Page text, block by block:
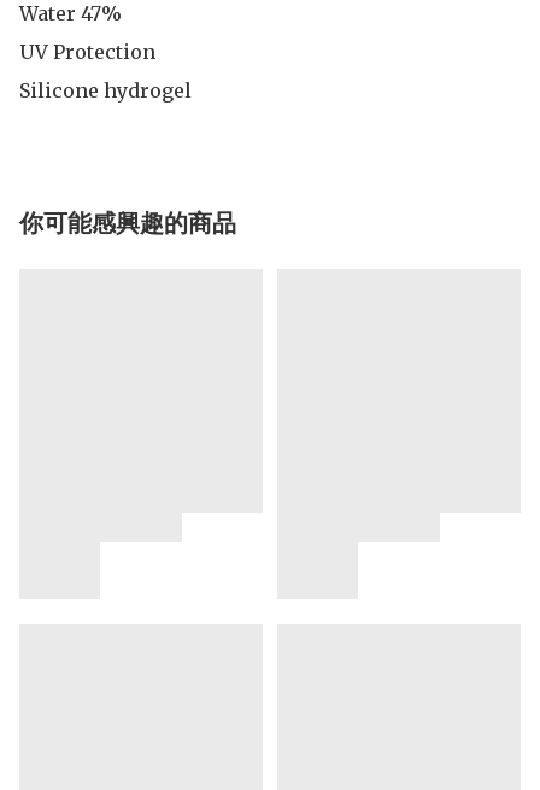
Water 47%
UV Protection
Silicone hydrogel
你可能感興趣的商品